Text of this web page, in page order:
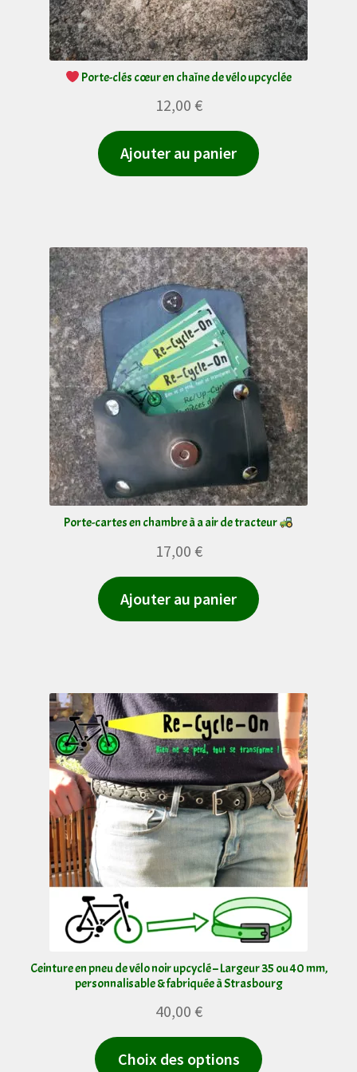
du
produit
Porte-clés cœur en chaîne de vélo upcyclée
12,00 €
Ajouter au panier
Porte-cartes en chambre à a air de tracteur
17,00 €
Ajouter au panier
Ceinture en pneu de vélo noir upcyclé – Largeur 35 ou 40 mm,
personnalisable & fabriquée à Strasbourg
40,00 €
Choix des options
Ce